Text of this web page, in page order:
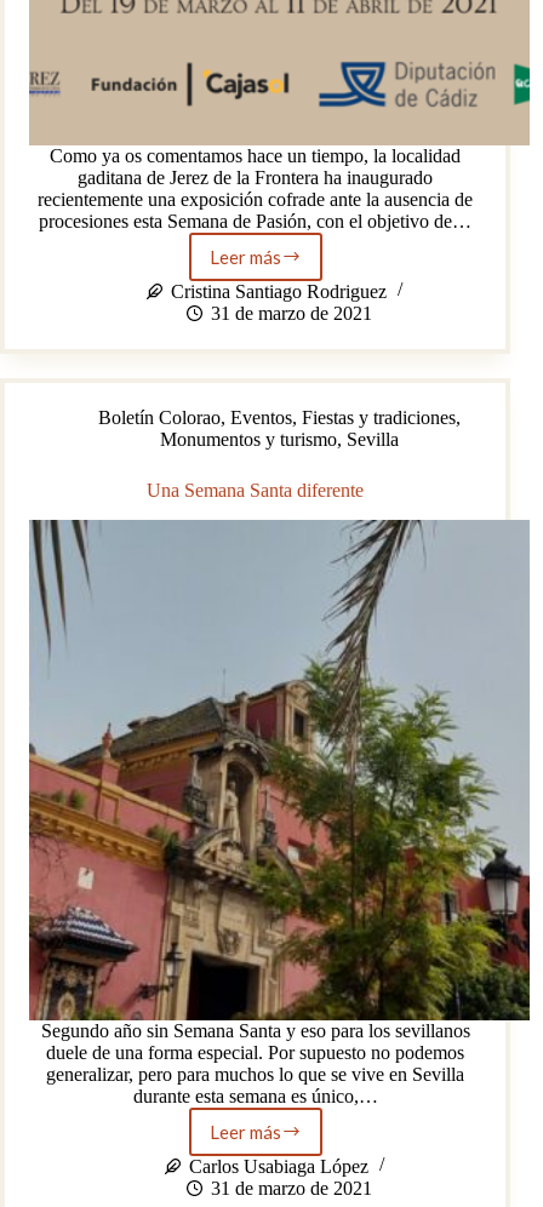
Como ya os comentamos hace un tiempo, la localidad
gaditana de Jerez de la Frontera ha inaugurado
recientemente una exposición cofrade ante la ausencia de
procesiones esta Semana de Pasión, con el objetivo de…
Leer más
La
exposición
cofrade
Jerez,
en
Cristina Santiago Rodriguez
31 de marzo de 2021
Boletín Colorao,Eventos,Fiestas y tradiciones,
Monumentos y turismo, Sevilla
Una Semana Santa diferente
Segundo año sin Semana Santa y eso para los sevillanos
duele de una forma especial. Por supuesto no podemos
generalizar, pero para muchos lo que se vive en Sevilla
durante esta semana es único,…
Leer más
Una
Semana
Santa
Carlos Usabiaga López
31 de marzo de 2021